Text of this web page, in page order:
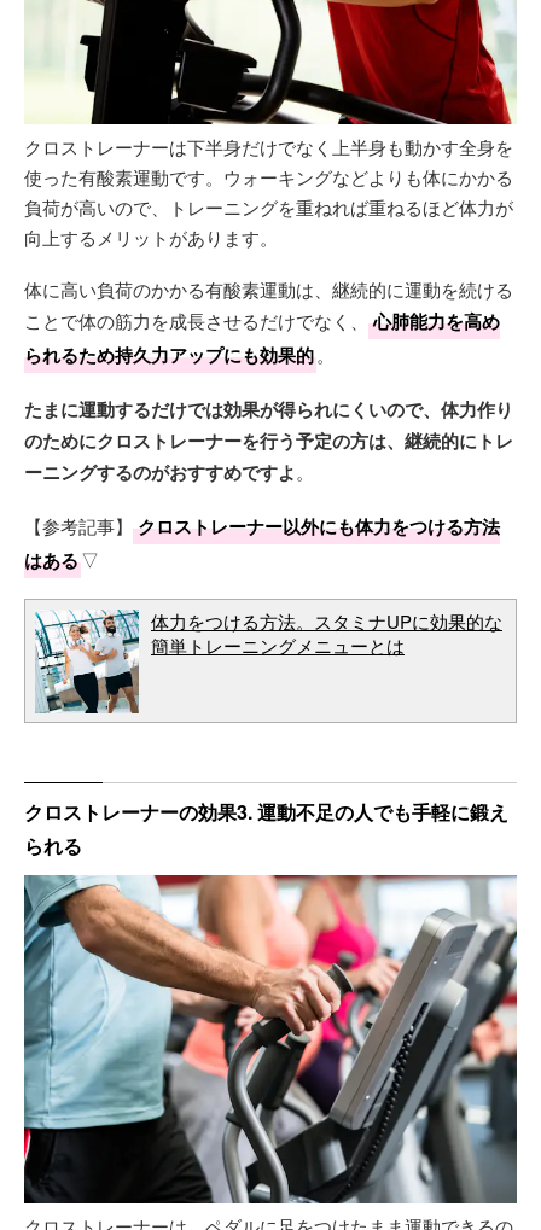
クロストレーナーは下半身だけでなく上半身も動かす全身を
使った有酸素運動です。ウォーキングなどよりも体にかかる
負荷が高いので、トレーニングを重ねれば重ねるほど体力が
向上するメリットがあります。
体に高い負荷のかかる有酸素運動は、継続的に運動を続ける
ことで体の筋力を成長させるだけでなく、
心肺能力を高め
られるため持久力アップにも効果的。
たまに運動するだけでは効果が得られにくいので、体力作り
のためにクロストレーナーを行う予定の方は、継続的にトレ
ーニングするのがおすすめですよ。
【参考記事】
クロストレーナー以外にも体力をつける方法
はある▽
体力をつける方法。スタミナUPに効果的な
簡単トレーニングメニューとは
クロストレーナーの効果3. 運動不足の人でも手軽に鍛え
られる